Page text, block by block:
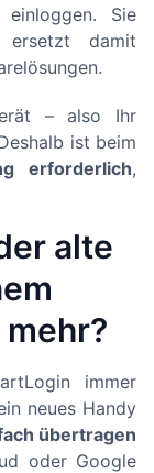
einloggen. Sie
damit
– also Ihr
ist beim
erforderlich,
alte
immer
neues Handy
übertragen
oder Google